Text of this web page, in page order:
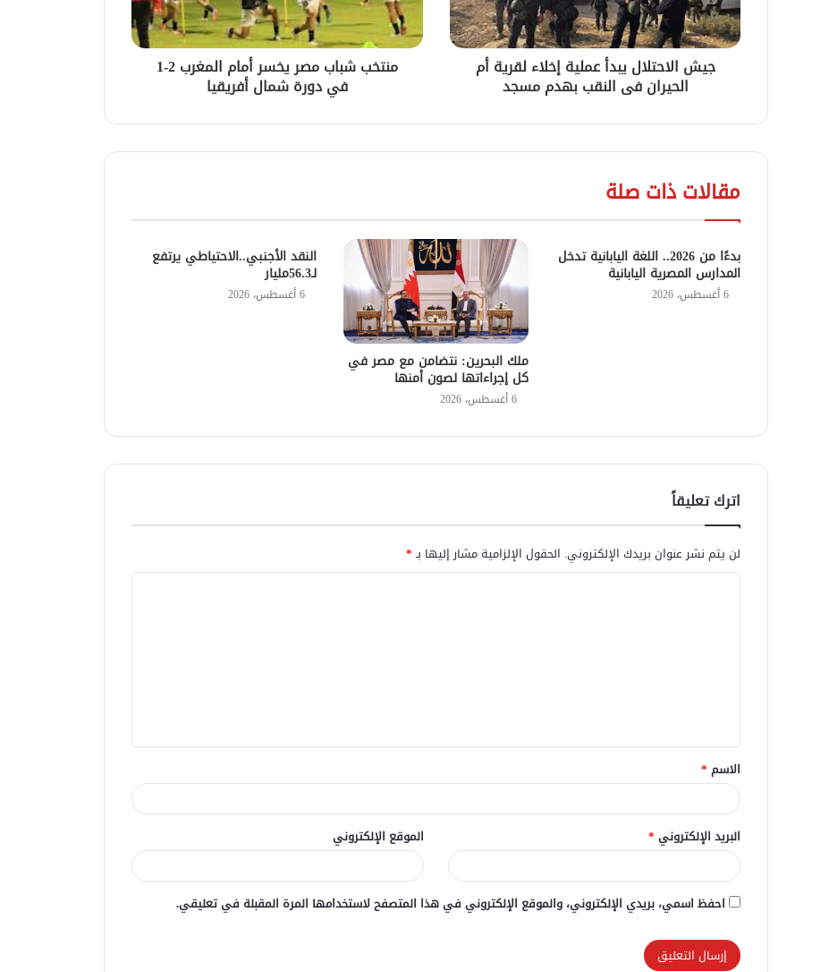
جيش الاحتلال يبدأ عملية إخلاء لقرية أم
الحيران فى النقب بهدم مسجد
منتخب شباب مصر يخسر أمام المغرب 2-1
في دورة شمال أفريقيا
مقالات ذات صلة
بدءًا من 2026.. اللغة اليابانية تدخل
المدارس المصرية اليابانية
6 أغسطس، 2026
ملك البحرين: نتضامن مع مصر في
كل إجراءاتها لصون أمنها
6 أغسطس، 2026
النقد الأجنبي..الاحتياطي يرتفع
لـ56.3مليار
6 أغسطس، 2026
اترك تعليقاً
لن يتم نشر عنوان بريدك الإلكتروني. الحقول الإلزامية مشار إليها بـ*
ق
*
الاسم *
البريد الإلكتروني * الموقع الإلكتروني
احفظ اسمي، بريدي الإلكتروني، والموقع الإلكتروني في هذا المتصفح لاستخدامها المرة المقبلة في تعليقي.